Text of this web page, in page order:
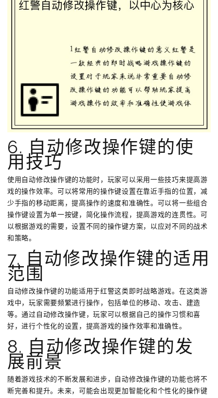
6. 自动修改操作键的使
用技巧
使用自动修改操作键的功能时，玩家可以采用一些技巧来提高游
戏的操作效率。可以将常用的操作键设置在靠近手指的位置，减
少手指的移动距离，提高操作的速度和准确性。可以将一些组合
操作键设置为单一按键，简化操作流程，提高游戏的连贯性。可
以根据游戏的需要，设置不同的操作键方案，以应对不同的战术
和策略。
7. 自动修改操作键的适用
范围
自动修改操作键的功能适用于红警这类即时战略游戏。在这类游
戏中，玩家需要频繁进行操作，包括单位的移动、攻击、建造
等。通过自动修改操作键，玩家可以根据自己的操作习惯和喜
好，进行个性化的设置，提高游戏的操作效率和准确性。
8. 自动修改操作键的发
展前景
随着游戏技术的不断发展和进步，自动修改操作键的功能也将不
断完善和提升。未来，可能会出现更加智能化和个性化的操作键